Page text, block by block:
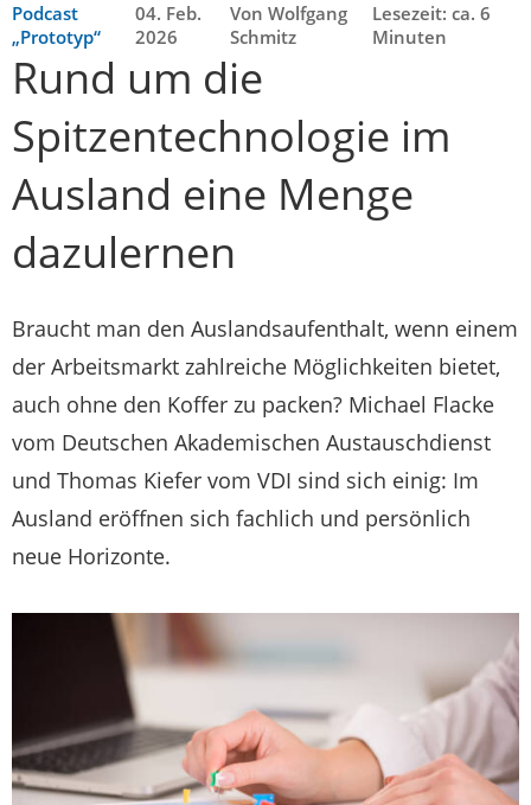
Podcast
„Prototyp“
04. Feb.
2026
Von Wolfgang
Schmitz
Lesezeit: ca. 6
Minuten
Rund um die
Spitzentechnologie im
Ausland eine Menge
dazulernen
Braucht man den Auslandsaufenthalt, wenn einem
der Arbeitsmarkt zahlreiche Möglichkeiten bietet,
auch ohne den Koffer zu packen? Michael Flacke
vom Deutschen Akademischen Austauschdienst
und Thomas Kiefer vom VDI sind sich einig: Im
Ausland eröffnen sich fachlich und persönlich
neue Horizonte.